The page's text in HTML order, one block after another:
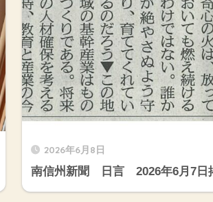
2026年6月8日
南信州新聞 日言 2026年6月7日